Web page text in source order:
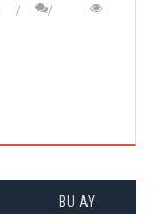
BU AY